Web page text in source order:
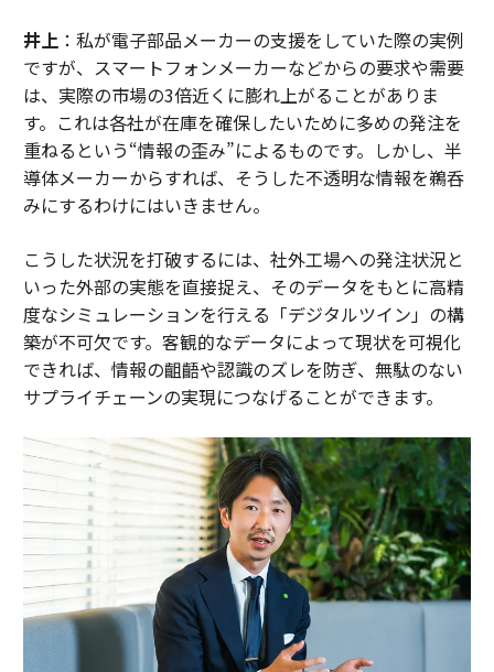
井上 ：私が電子部品メーカーの支援をしていた際の実例
ですが、スマートフォンメーカーなどからの要求や需要
は、実際の市場の3倍近くに膨れ上がることがありま
す。これは各社が在庫を確保したいために多めの発注を
重ねるという“情報の歪み”によるものです。しかし、半
導体メーカーからすれば、そうした不透明な情報を鵜呑
みにするわけにはいきません。
こうした状況を打破するには、社外工場への発注状況と
いった外部の実態を直接捉え、そのデータをもとに高精
度なシミュレーションを行える「デジタルツイン」の構
築が不可欠です。客観的なデータによって現状を可視化
できれば、情報の齟齬や認識のズレを防ぎ、無駄のない
サプライチェーンの実現につなげることができます。